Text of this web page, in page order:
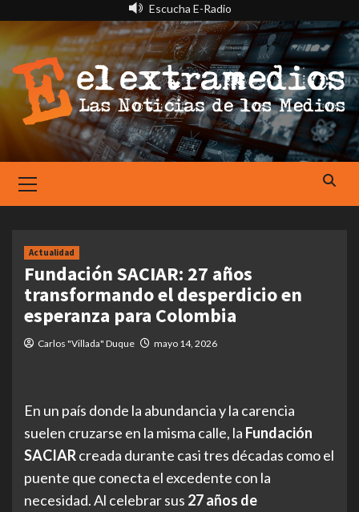
contenido
Escucha E-Radio
Menu
Actualidad
Fundación SACIAR: 27 años
transformando el desperdicio en
esperanza para Colombia
Carlos "Villada" Duque mayo 14, 2026
En un país donde la abundancia y la carencia
suelen cruzarse en la misma calle, la Fundación
SACIARcreada durante casi tres décadas como el
puente que conecta el excedente con la
necesidad. Al celebrar sus 27 años de